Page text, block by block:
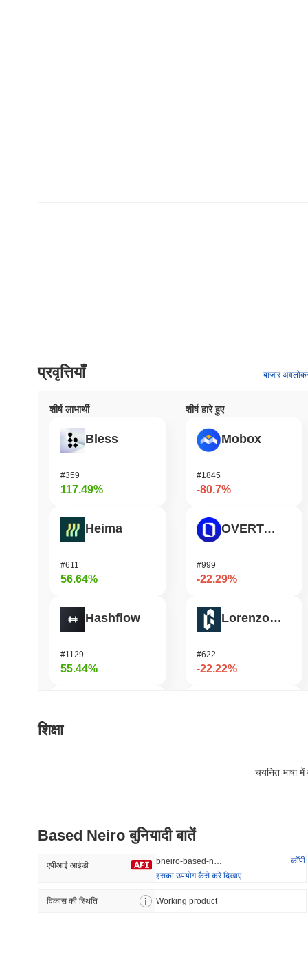
प्रवृत्तियाँ बाजार
शीर्ष लाभार्थी
Bless
#359
117.49%
Heima
#611
56.64%
Hashflow
#1129
55.44%
#460
शीर्ष हारे हुए
Mobox
#1845
-80.7%
OVERTAKE
#999
-22.29%
Lorenzo Protocol
#622
-22.22%
प्रवृत्त हाल ही में जोड़ा
शिक्षा
चयनित भाषा
Based Neiro बुनियादी बातें
एपीआई आईडी
कॉपी
इसका उपयोग कैसे करें दिखाएं
विकास की स्थिति Working product